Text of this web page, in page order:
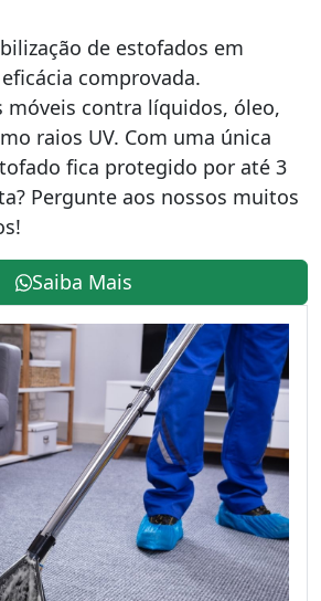
de estofados em
comprovada.
móveis contra líquidos, óleo,
raios UV. Com uma única
fica protegido por até 3
Pergunte aos nossos muitos
Saiba Mais